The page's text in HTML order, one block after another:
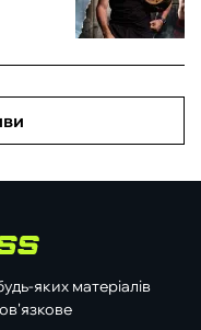
яких матеріалів